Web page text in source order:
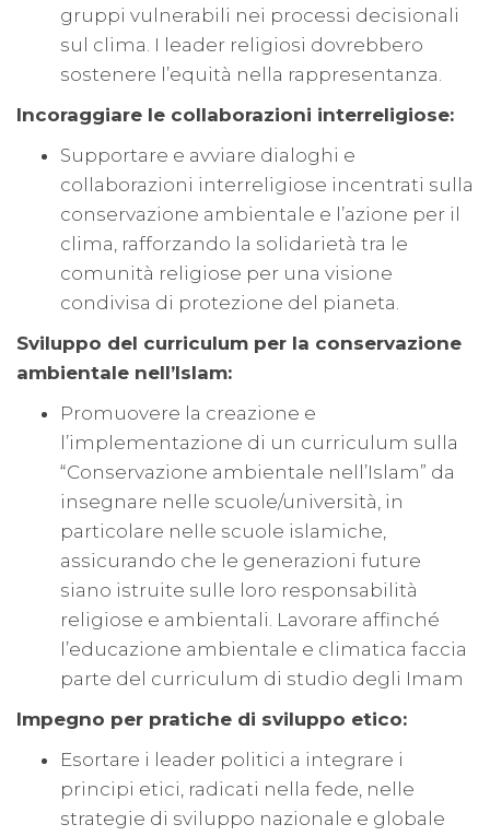
gruppi vulnerabili nei processi decisionali
sul clima. I leader religiosi dovrebbero
sostenere l’equità nella rappresentanza.
Incoraggiare le collaborazioni interreligiose:
Supportare e avviare dialoghi e
collaborazioni interreligiose incentrati sulla
conservazione ambientale e l’azione per il
clima, rafforzando la solidarietà tra le
comunità religiose per una visione
condivisa di protezione del pianeta.
Sviluppo del curriculum per la conservazione
ambientale nell’Islam:
Promuovere la creazione e
l’implementazione di un curriculum sulla
“Conservazione ambientale nell’Islam” da
insegnare nelle scuole/università, in
particolare nelle scuole islamiche,
assicurando che le generazioni future
siano istruite sulle loro responsabilità
religiose e ambientali. Lavorare affinché
l’educazione ambientale e climatica faccia
parte del curriculum di studio degli Imam
Impegno per pratiche di sviluppo etico:
Esortare i leader politici a integrare i
principi etici, radicati nella fede, nelle
strategie di sviluppo nazionale e globale